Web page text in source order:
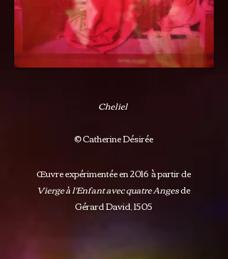
Cheliel
© Catherine Désirée
Œuvre expérimentée en 2016à partir de
Vierge à l'Enfant avec quatre Angesde
Gérard David, 1505